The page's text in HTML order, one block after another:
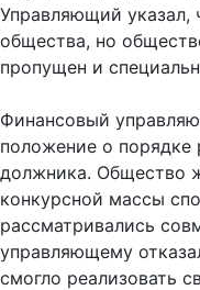
Управляющий указал,
общества, но
пропущен и
Финансовый
положение о порядке
должника. Общество
конкурсной массы
рассматривались
управляющему
смогло реализовать